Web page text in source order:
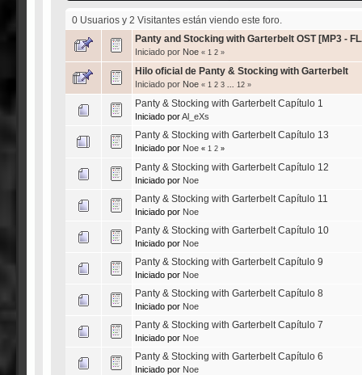
0 Usuarios y 2 Visitantes están viendo este foro.
Panty and Stocking with Garterbelt OST [MP3 -
Iniciado por Noe « 1 2»
Hilo oficial de Panty & Stocking with Garterbelt
Iniciado por Noe « 1 2 3 12»
Panty & Stocking with Garterbelt Capítulo 1
Iniciado porAl_eXs
Panty & Stocking with Garterbelt Capítulo 13
Iniciado por Noe « 1 2»
Panty & Stocking with Garterbelt Capítulo 12
Iniciado por Noe
Panty & Stocking with Garterbelt Capítulo 11
Iniciado por Noe
Panty & Stocking with Garterbelt Capítulo 10
Iniciado por Noe
Panty & Stocking with Garterbelt Capítulo 9
Iniciado por Noe
Panty & Stocking with Garterbelt Capítulo 8
Iniciado por Noe
Panty & Stocking with Garterbelt Capítulo 7
Iniciado por Noe
Panty & Stocking with Garterbelt Capítulo 6
Iniciado por Noe